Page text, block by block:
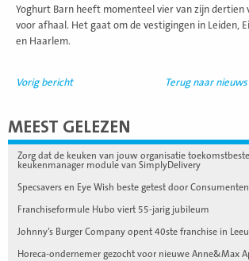
Yoghurt Barn heeft momenteel vier van zijn dertien
voor afhaal. Het gaat om de vestigingen in Leiden,
en Haarlem.
Vorig bericht Terug naar nieuws
MEEST GELEZEN
Zorg dat de keuken van jouw organisatie
keukenmanager module van SimplyDelivery
Specsavers en Eye Wish beste getest door
Franchiseformule Hubo viert 55-jarig jubileum
Johnny’s Burger Company opent 40ste franchise in
Horeca-ondernemer gezocht voor nieuwe Anne&Max